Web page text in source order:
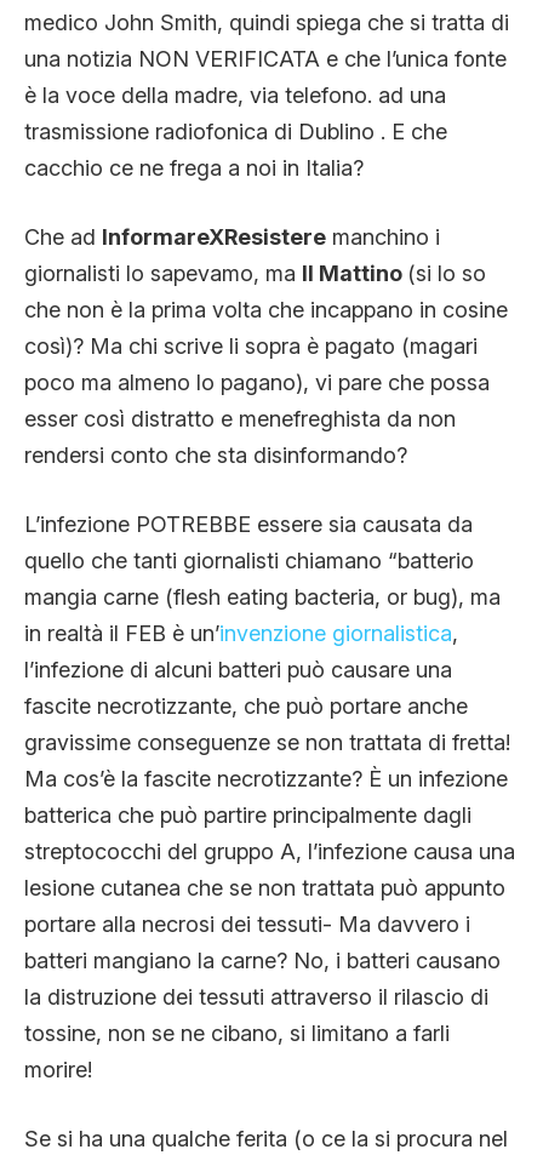
medico John Smith, quindi spiega che si tratta di
una notizia NON VERIFICATA e che l’unica fonte
è la voce della madre, via telefono. ad una
trasmissione radiofonica di Dublino . E che
cacchio ce ne frega a noi in Italia?
Che ad InformareXResistere manchino i
giornalisti lo sapevamo, ma Il Mattino (si lo so
che non è la prima volta che incappano in cosine
così)? Ma chi scrive li sopra è pagato (magari
poco ma almeno lo pagano), vi pare che possa
esser così distratto e menefreghista da non
rendersi conto che sta disinformando?
L’infezione POTREBBE essere sia causata da
quello che tanti giornalisti chiamano “batterio
mangia carne (flesh eating bacteria, or bug), ma
in realtà il FEB è un’invenzione giornalistica,
l’infezione di alcuni batteri può causare una
fascite necrotizzante, che può portare anche
gravissime conseguenze se non trattata di fretta!
Ma cos’è la fascite necrotizzante? È un infezione
batterica che può partire principalmente dagli
streptococchi del gruppo A, l’infezione causa una
lesione cutanea che se non trattata può appunto
portare alla necrosi dei tessuti- Ma davvero i
batteri mangiano la carne? No, i batteri causano
la distruzione dei tessuti attraverso il rilascio di
tossine, non se ne cibano, si limitano a farli
morire!
Se si ha una qualche ferita (o ce la si procura nel